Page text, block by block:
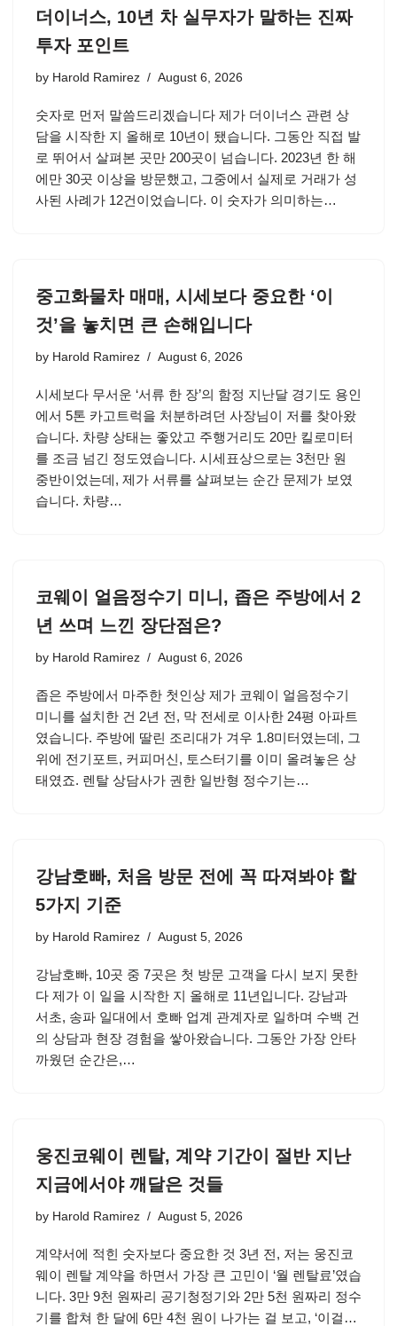
더이너스, 10년 차 실무자가 말하는 진짜
투자 포인트
by Harold Ramirez August 6, 2026
숫자로 먼저 말씀드리겠습니다 제가 더이너스 관련 상
담을 시작한 지 올해로 10년이 됐습니다. 그동안 직접 발
로 뛰어서 살펴본 곳만 200곳이 넘습니다. 2023년 한 해
에만 30곳 이상을 방문했고, 그중에서 실제로 거래가 성
사된 사례가 12건이었습니다. 이 숫자가 의미하는…
중고화물차 매매, 시세보다 중요한 ‘이
것’을 놓치면 큰 손해입니다
by Harold Ramirez August 6, 2026
시세보다 무서운 ‘서류 한 장’의 함정 지난달 경기도 용인
에서 5톤 카고트럭을 처분하려던 사장님이 저를 찾아왔
습니다. 차량 상태는 좋았고 주행거리도 20만 킬로미터
를 조금 넘긴 정도였습니다. 시세표상으로는 3천만 원
중반이었는데, 제가 서류를 살펴보는 순간 문제가 보였
습니다. 차량…
코웨이 얼음정수기 미니, 좁은 주방에서 2
년 쓰며 느낀 장단점은?
by Harold Ramirez August 6, 2026
좁은 주방에서 마주한 첫인상 제가 코웨이 얼음정수기
미니를 설치한 건 2년 전, 막 전세로 이사한 24평 아파트
였습니다. 주방에 딸린 조리대가 겨우 1.8미터였는데, 그
위에 전기포트, 커피머신, 토스터기를 이미 올려놓은 상
태였죠. 렌탈 상담사가 권한 일반형 정수기는…
강남호빠, 처음 방문 전에 꼭 따져봐야 할
5가지 기준
by Harold Ramirez August 5, 2026
강남호빠, 10곳 중 7곳은 첫 방문 고객을 다시 보지 못한
다 제가 이 일을 시작한 지 올해로 11년입니다. 강남과
서초, 송파 일대에서 호빠 업계 관계자로 일하며 수백 건
의 상담과 현장 경험을 쌓아왔습니다. 그동안 가장 안타
까웠던 순간은,…
웅진코웨이 렌탈, 계약 기간이 절반 지난
지금에서야 깨달은 것들
by Harold Ramirez August 5, 2026
계약서에 적힌 숫자보다 중요한 것 3년 전, 저는 웅진코
웨이 렌탈 계약을 하면서 가장 큰 고민이 ‘월 렌탈료’였습
니다. 3만 9천 원짜리 공기청정기와 2만 5천 원짜리 정수
기를 합쳐 한 달에 6만 4천 원이 나가는 걸 보고, ‘이걸…